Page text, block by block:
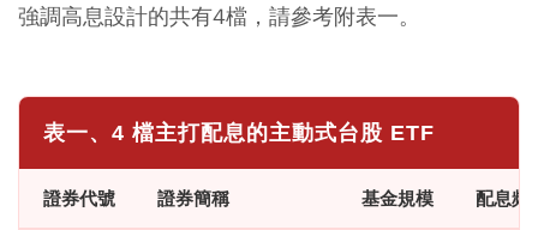
強調高息設計的共有4檔，請參考附表一。
表一、4 檔主打配息的主動式台股 ETF
證券代號 證券簡稱 基金規模 配息頻